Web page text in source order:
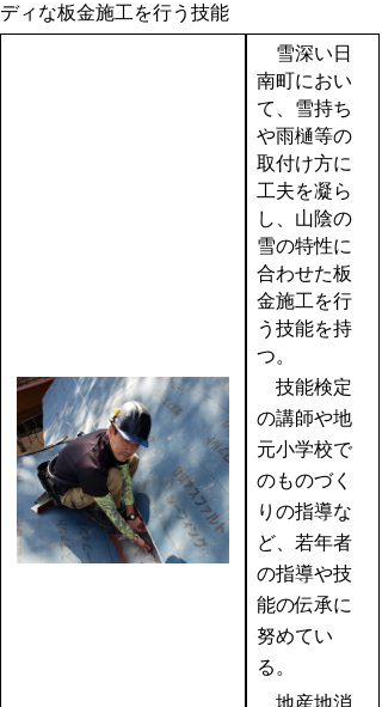
ディな板金施工を行う技能
雪深い日
南町におい
て、雪持ち
や雨樋等の
取付け方に
工夫を凝ら
し、山陰の
雪の特性に
合わせた板
金施工を行
う技能を持
つ。
技能検定
の講師や地
元小学校で
のものづく
りの指導な
ど、若年者
の指導や技
能の伝承に
努めてい
る。
地産地消